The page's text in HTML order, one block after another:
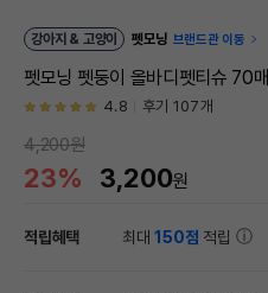
강아지 & 고양이 펫모닝 브랜드관 이동
펫모닝 펫둥이 올바디펫티슈 70매
4.8 후기 107개
4,200원
23% 3,200원
적립혜택 최대150점 적립